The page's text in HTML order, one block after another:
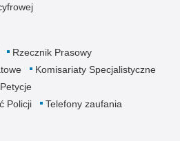
Rzecznik Prasowy
Komisariaty Specjalistyczne
Petycje
Policji
Telefony zaufania